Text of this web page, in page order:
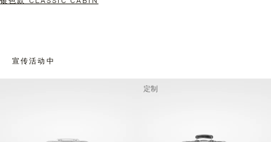
宣传活动中
定制